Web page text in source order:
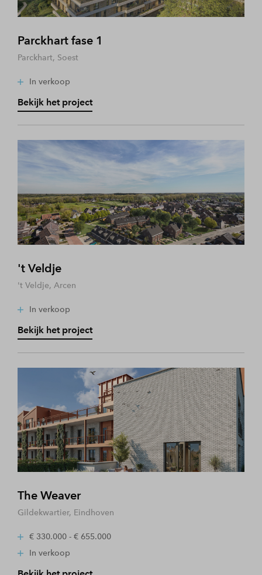
Parckhart fase 1
Parckhart, Soest
In verkoop
Bekijk het project
't Veldje
't Veldje, Arcen
In verkoop
Bekijk het project
The Weaver
Gildekwartier, Eindhoven
€ 330.000 - € 655.000
In verkoop